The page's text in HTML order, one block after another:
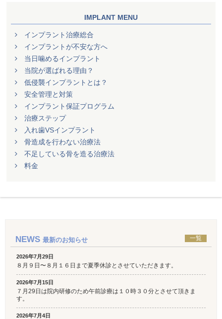
IMPLANT MENU
インプラント治療総合
インプラントが不安な方へ
当日噛めるインプラント
当院が選ばれる理由？
低侵襲インプラントとは？
安全管理と対策
インプラント保証プログラム
治療ステップ
入れ歯VSインプラント
骨造成を行わない治療法
不足している骨を造る治療法
料金
NEWS 最新のお知らせ 一覧
2026年7月29日
８月９日〜８月１６日まで夏季休診とさせていただきます。
2026年7月15日
７月29日は院内研修のため午前診療は１０時３０分とさせて頂きま
す。
2026年7月4日